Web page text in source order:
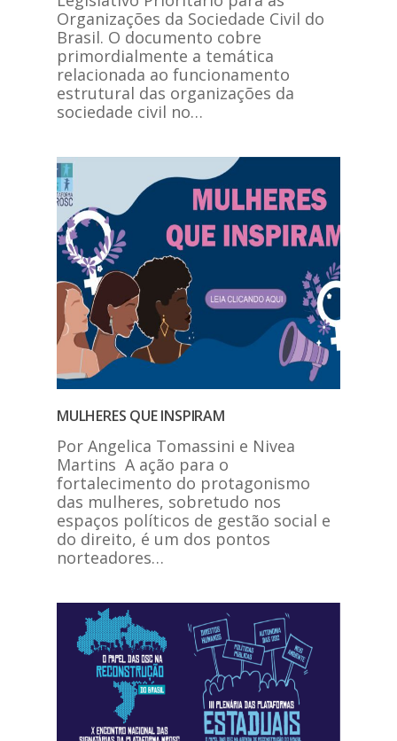
Organizações da Sociedade Civil do
Brasil. O documento cobre
primordialmente a temática
relacionada ao funcionamento
estrutural das organizações da
sociedade civil no…
MULHERES QUE INSPIRAM
Por Angelica Tomassini e Nivea
Martins A ação para o
fortalecimento do protagonismo
das mulheres, sobretudo nos
espaços políticos de gestão social e
do direito, é um dos pontos
norteadores…